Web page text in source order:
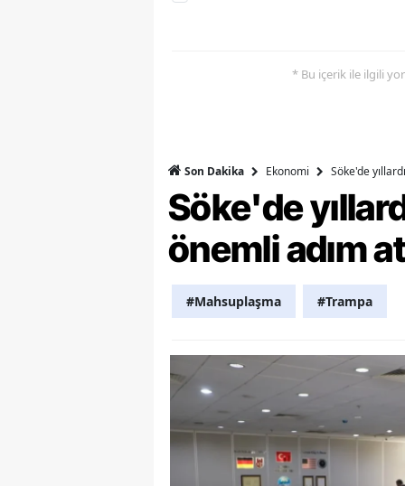
* Bu içerik ile ilgili
Son Dakika Ekonomi Söke'de
Söke'de
önemli adım
#Mahsuplaşma #Trampa